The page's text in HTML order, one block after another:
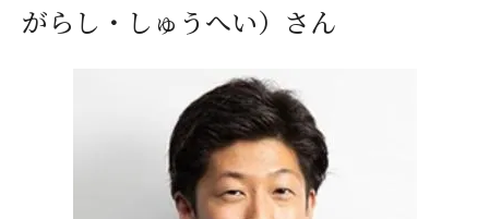
がらし・しゅうへい）さん